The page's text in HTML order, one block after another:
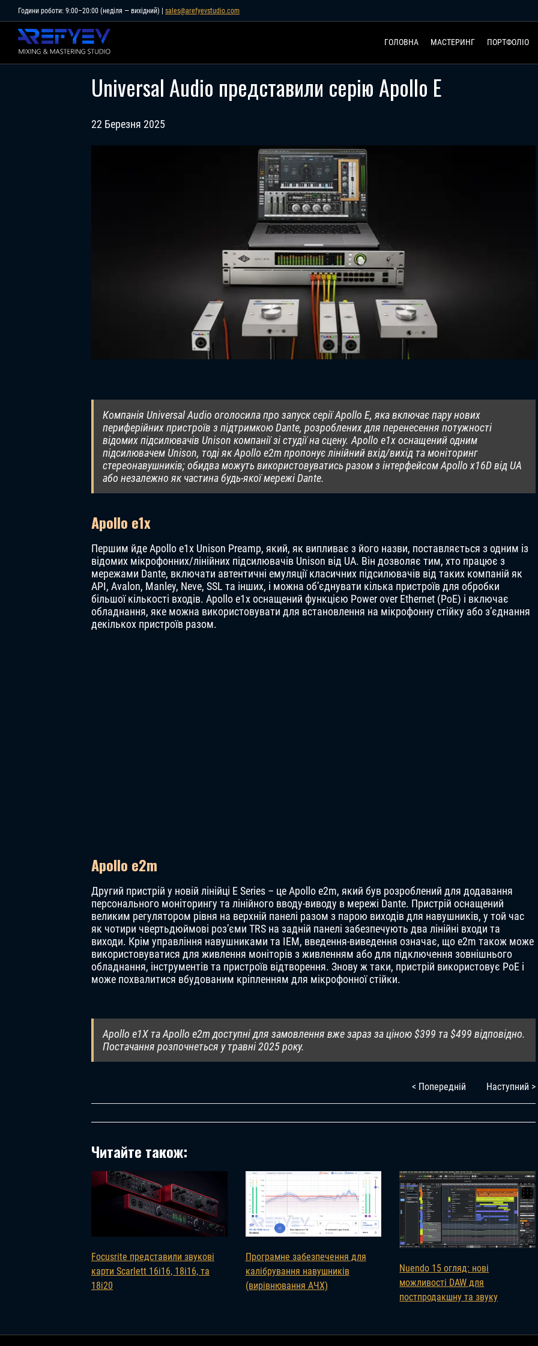
to
content
Години роботи: 9:00–20:00 (неділя — вихідний) | sales@arefyevstudio.com
ГОЛОВНА МАСТЕРИНГ ПОРТФОЛІО
Universal Audio представили серію Apollo E
22 Березня 2025
Компанія Universal Audio оголосила про запуск серії Apollo E, яка включає пару нових
периферійних пристроїв з підтримкою Dante, розроблених для перенесення потужності
відомих підсилювачів Unison компанії зі студії на сцену. Apollo e1x оснащений одним
підсилювачем Unison, тоді як Apollo e2m пропонує лінійний вхід/вихід та моніторинг
стереонавушників; обидва можуть використовуватись разом з інтерфейсом Apollo x16D від UA
або незалежно як частина будь-якої мережі Dante.
Apollo e1x
Першим йде Apollo e1x Unison Preamp, який, як випливає з його назви, поставляється з одним із
відомих мікрофонних/лінійних підсилювачів Unison від UA. Він дозволяє тим, хто працює з
мережами Dante, включати автентичні емуляції класичних підсилювачів від таких компаній як
API, Avalon, Manley, Neve, SSL та інших, і можна об’єднувати кілька пристроїв для обробки
більшої кількості входів. Apollo e1x оснащений функцією Power over Ethernet (PoE) і включає
обладнання, яке можна використовувати для встановлення на мікрофонну стійку або з’єднання
декількох пристроїв разом.
Apollo e2m
Другий пристрій у новій лінійці E Series – це Apollo e2m, який був розроблений для додавання
персонального моніторингу та лінійного вводу-виводу в мережі Dante. Пристрій оснащений
великим регулятором рівня на верхній панелі разом з парою виходів для навушників, у той час
як чотири чвертьдюймові роз’єми TRS на задній панелі забезпечують два лінійні входи та
виходи. Крім управління навушниками та IEM, введення-виведення означає, що e2m також може
використовуватися для живлення моніторів з живленням або для підключення зовнішнього
обладнання, інструментів та пристроїв відтворення. Знову ж таки, пристрій використовує PoE і
може похвалитися вбудованим кріпленням для мікрофонної стійки.
Apollo e1X та Apollo e2m доступні для замовлення вже зараз за ціною $399 та $499 відповідно.
Постачання розпочнеться у травні 2025 року.
< Попередній Наступний >
Читайте також:
Focusrite представили звукові
карти Scarlett 16i16, 18i16, та
18i20
Програмне забезпечення для
калібрування навушників
(вирівнювання AЧХ)
Nuendo 15 огляд: нові
можливості DAW для
постпродакшну та звуку